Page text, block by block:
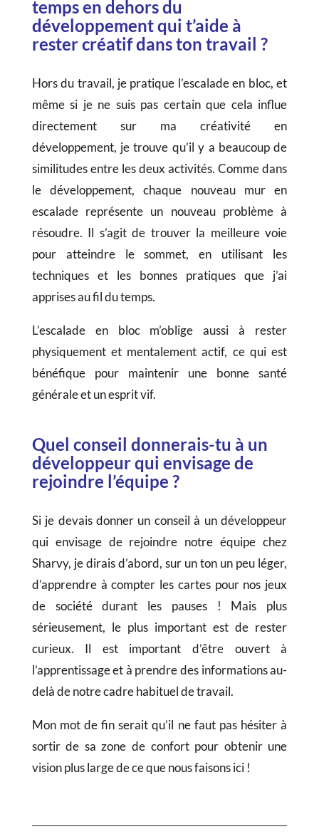
temps en dehors du
développement qui t’aide à
rester créatif dans ton travail ?
Hors du travail, je pratique l’escalade en bloc, et
même si je ne suis pas certain que cela influe
directement sur ma créativité en
développement, je trouve qu’il y a beaucoup de
similitudes entre les deux activités. Comme dans
le développement, chaque nouveau mur en
escalade représente un nouveau problème à
résoudre. Il s’agit de trouver la meilleure voie
pour atteindre le sommet, en utilisant les
techniques et les bonnes pratiques que j’ai
apprises au fil du temps.
L’escalade en bloc m’oblige aussi à rester
physiquement et mentalement actif, ce qui est
bénéfique pour maintenir une bonne santé
générale et un esprit vif.
Quel conseil donnerais-tu à un
développeur qui envisage de
rejoindre l’équipe ?
Si je devais donner un conseil à un développeur
qui envisage de rejoindre notre équipe chez
Sharvy, je dirais d’abord, sur un ton un peu léger,
d’apprendre à compter les cartes pour nos jeux
de société durant les pauses ! Mais plus
sérieusement, le plus important est de rester
curieux. Il est important d’être ouvert à
l’apprentissage et à prendre des informations au-
delà de notre cadre habituel de travail.
Mon mot de fin serait qu’il ne faut pas hésiter à
sortir de sa zone de confort pour obtenir une
vision plus large de ce que nous faisons ici !